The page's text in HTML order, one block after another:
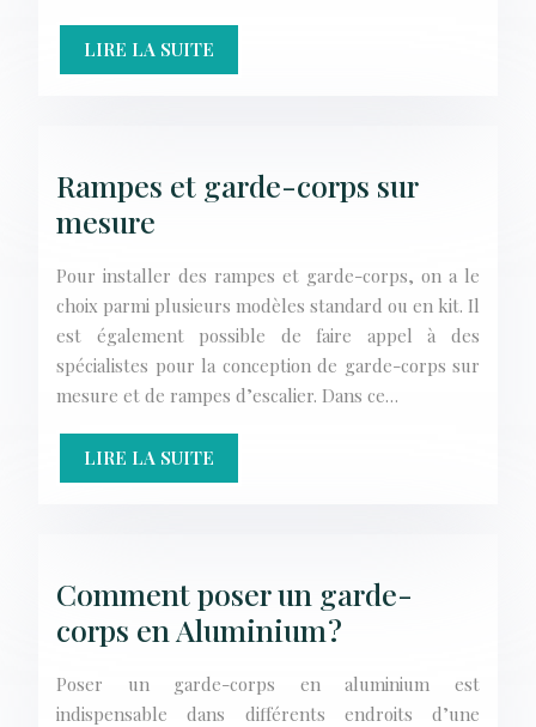
LIRE LA SUITE
Rampes et garde-corps sur
mesure
Pour installer des rampes et garde-corps, on a le
choix parmi plusieurs modèles standard ou en kit. Il
est également possible de faire appel à des
spécialistes pour la conception de garde-corps sur
mesure et de rampes d’escalier. Dans ce…
LIRE LA SUITE
Comment poser un garde-
corps en Aluminium ?
Poser un garde-corps en aluminium est
indispensable dans différents endroits d’une